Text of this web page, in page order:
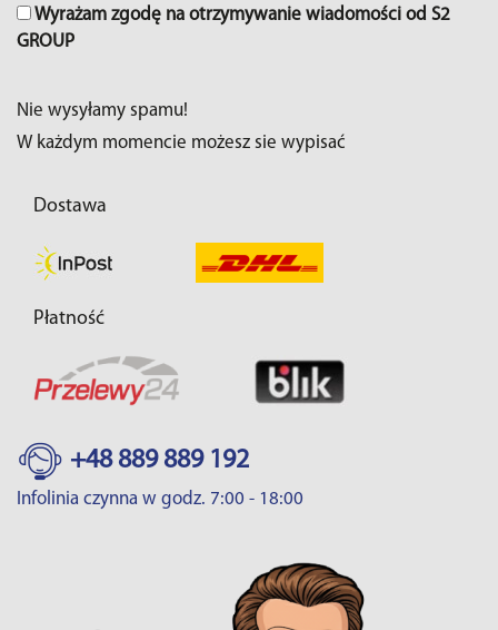
Wyrażam zgodę na otrzymywanie wiadomości od S2
GROUP
Nie wysyłamy spamu!
W każdym momencie możesz sie wypisać
Dostawa
Płatność
+48 889 889 192
Infolinia czynna w godz. 7:00 - 18:00